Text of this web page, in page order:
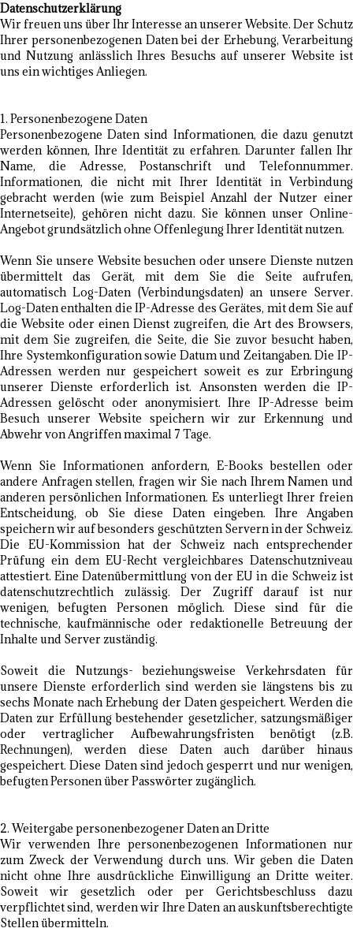
Datenschutzerklärung
Wir freuen uns über Ihr Interesse an unserer Website. Der Schutz
Ihrer personenbezogenen Daten bei der Erhebung, Verarbeitung
und Nutzung anlässlich Ihres Besuchs auf unserer Website ist
uns ein wichtiges Anliegen.
1. Personenbezogene Daten
Personenbezogene Daten sind Informationen, die dazu genutzt
werden können, Ihre Identität zu erfahren. Darunter fallen Ihr
Name, die Adresse, Postanschrift und Telefonnummer.
Informationen, die nicht mit Ihrer Identität in Verbindung
gebracht werden (wie zum Beispiel Anzahl der Nutzer einer
Internetseite), gehören nicht dazu. Sie können unser Online-
Angebot grundsätzlich ohne Offenlegung Ihrer Identität nutzen.
Wenn Sie unsere Website besuchen oder unsere Dienste nutzen
übermittelt das Gerät, mit dem Sie die Seite aufrufen,
automatisch Log-Daten (Verbindungsdaten) an unsere Server.
Log-Daten enthalten die IP-Adresse des Gerätes, mit dem Sie auf
die Website oder einen Dienst zugreifen, die Art des Browsers,
mit dem Sie zugreifen, die Seite, die Sie zuvor besucht haben,
Ihre Systemkonfiguration sowie Datum und Zeitangaben. Die IP-
Adressen werden nur gespeichert soweit es zur Erbringung
unserer Dienste erforderlich ist. Ansonsten werden die IP-
Adressen gelöscht oder anonymisiert. Ihre IP-Adresse beim
Besuch unserer Website speichern wir zur Erkennung und
Abwehr von Angriffen maximal 7 Tage.
Wenn Sie Informationen anfordern, E-Books bestellen oder
andere Anfragen stellen, fragen wir Sie nach Ihrem Namen und
anderen persönlichen Informationen. Es unterliegt Ihrer freien
Entscheidung, ob Sie diese Daten eingeben. Ihre Angaben
speichern wir auf besonders geschützten Servern in der Schweiz.
Die EU-Kommission hat der Schweiz nach entsprechender
Prüfung ein dem EU-Recht vergleichbares Datenschutzniveau
attestiert. Eine Datenübermittlung von der EU in die Schweiz ist
datenschutzrechtlich zulässig. Der Zugriff darauf ist nur
wenigen, befugten Personen möglich. Diese sind für die
technische, kaufmännische oder redaktionelle Betreuung der
Inhalte und Server zuständig.
Soweit die Nutzungs- beziehungsweise Verkehrsdaten für
unsere Dienste erforderlich sind werden sie längstens bis zu
sechs Monate nach Erhebung der Daten gespeichert. Werden die
Daten zur Erfüllung bestehender gesetzlicher, satzungsmäßiger
oder vertraglicher Aufbewahrungsfristen benötigt (z.B.
Rechnungen), werden diese Daten auch darüber hinaus
gespeichert. Diese Daten sind jedoch gesperrt und nur wenigen,
befugten Personen über Passwörter zugänglich.
2. Weitergabe personenbezogener Daten an Dritte
Wir verwenden Ihre personenbezogenen Informationen nur
zum Zweck der Verwendung durch uns. Wir geben die Daten
nicht ohne Ihre ausdrückliche Einwilligung an Dritte weiter.
Soweit wir gesetzlich oder per Gerichtsbeschluss dazu
verpflichtet sind, werden wir Ihre Daten an auskunftsberechtigte
Stellen übermitteln.